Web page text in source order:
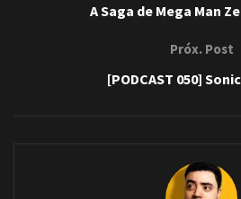
A Saga de Mega Man
Próx. Post
[PODCAST 050]